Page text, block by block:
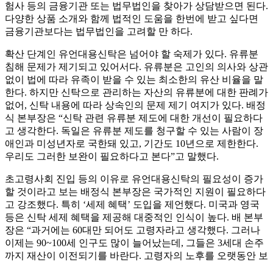
험사 등의 금융기관 또는 법무법인을 찾아가 상담받으면 된다.
다양한 상품 소개와 함께 법적인 도움을 한번에 받고 싶다면
금융기관보다는 법무법인을 고려할 만 하다.
확산 단계인 유언대용신탁은 넘어야 할 숙제가 있다. 유류분
침해 문제가 제기되고 있어서다. 유류분은 고인의 의사와 상관
없이 법에 따라 유족이 받을 수 있는 최소한의 유산 비율을 말
한다. 하지만 신탁으로 관리하는 자산의 유류분에 대한 판례가
없어, 신탁 내용에 따라 상속인의 문제 제기 여지가 있다. 배정
식 본부장은 “신탁 관련 유류분 제도에 대한 개선이 필요하다
고 생각한다. 독일은 유류분 제도를 청구할 수 있는 사람이 장
애인과 미성년자로 국한돼 있고, 기간도 10년으로 제한한다.
우리도 그러한 보완이 필요하다고 본다”고 말했다.
초고령사회 진입 등의 이유로 유언대용신탁의 필요성이 증가
할 것이라고 보는 배정식 본부장은 국가적인 지원이 필요하다
고 강조했다. 특히 ‘세제 혜택’ 도입을 제언했다. 미국과 영국
등은 신탁 세제 혜택을 제공해 대중적인 인식이 높다. 배 본부
장은 “과거에는 60대만 되어도 고령자라고 생각했다. 그러나
이제는 90~100세 인구도 많이 늘어났는데, 그들은 3세대 손주
까지 재산이 이전되기를 바란다. 고령자의 노후를 오랫동안 보